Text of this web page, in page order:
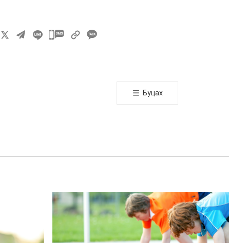
카
Буцах